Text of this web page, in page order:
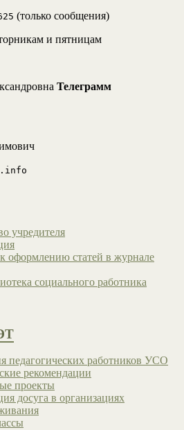
(только сообщения)
и пятницам
Телеграмм
учредителя
оформлению статей в журнале
социального работника
педагогических работников УСО
рекомендации
проекты
досуга в организациях